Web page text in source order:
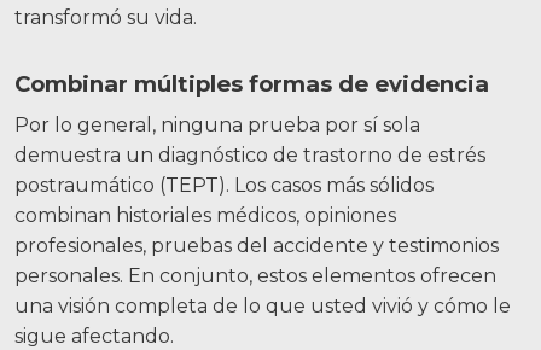
transformó su vida.
Combinar múltiples formas de evidencia
Por lo general, ninguna prueba por sí sola
demuestra un diagnóstico de trastorno de estrés
postraumático (TEPT). Los casos más sólidos
combinan historiales médicos, opiniones
profesionales, pruebas del accidente y testimonios
personales. En conjunto, estos elementos ofrecen
una visión completa de lo que usted vivió y cómo le
sigue afectando.